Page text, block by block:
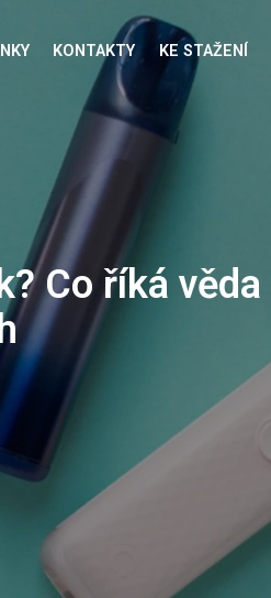
KONTAKTY KE STAŽENÍ
srdce